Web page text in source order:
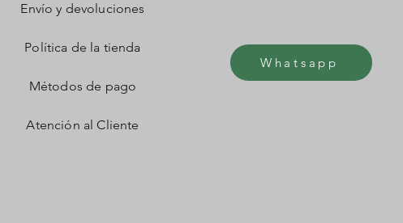
Envío y devoluciones
Política de la tienda
Métodos de pago
Atención al Cliente
Whatsapp